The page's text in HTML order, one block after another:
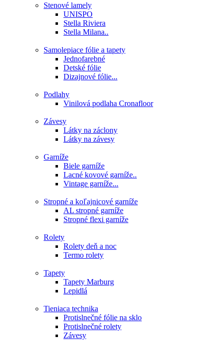
Stenové lamely
UNISPO
Stella Riviera
Stella Milana..
Samolepiace fólie a tapety
Jednofarebné
Detské fólie
Dizajnové fólie...
Podlahy
Vinilová podlaha Cronafloor
Závesy
Látky na záclony
Látky na závesy
Garníže
Biele garníže
Lacné kovové garníže..
Vintage garníže...
Stropné a koľajnicové garníže
AL stropné garníže
Stropné flexi garníže
Rolety
Rolety deň a noc
Termo rolety
Tapety
Tapety Marburg
Lepidlá
Tieniaca technika
Protislnečné fólie na sklo
Protislnečné rolety
Závesy